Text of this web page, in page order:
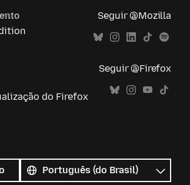
do Firefox
Seguir @Mozilla
Seguir @Firefox
os
idiomas
Idioma